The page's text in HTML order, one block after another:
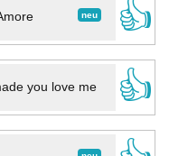
neu
👍
you love me
👍